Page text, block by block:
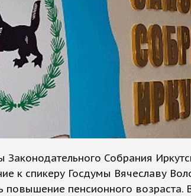
Законодательного Собрания
к спикеру Госдумы Вячеславу
повышение пенсионного возраста.